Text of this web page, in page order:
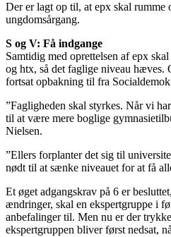
Der er lagt op til, at epx skal rumme
ungdomsårgang.
S og V: Få indgange
Samtidig med oprettelsen af epx
og htx, så det faglige niveau hæves.
fortsat opbakning til fra
”Fagligheden skal styrkes. Når vi
til at være mere boglige
Nielsen.
”Ellers forplanter det sig til
nødt til at sænke niveauet for at få
Et øget adgangskrav på 6 er
ændringer, skal en ekspertgruppe i
anbefalinger til. Men nu er der
ekspertgruppen bliver først nedsat,